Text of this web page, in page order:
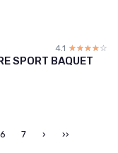
4.1 ☆☆☆☆☆
★★★★★
SPORT BAQUET
6 7 › ››